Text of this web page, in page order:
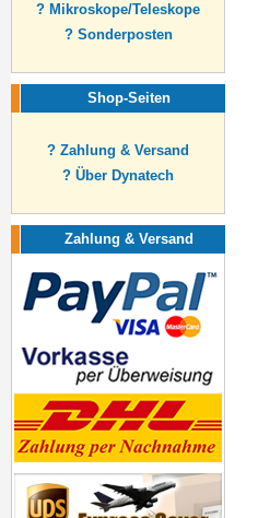
? Mikroskope/Teleskope
? Sonderposten
Shop-Seiten
? Zahlung & Versand
? Über Dynatech
Zahlung & Versand